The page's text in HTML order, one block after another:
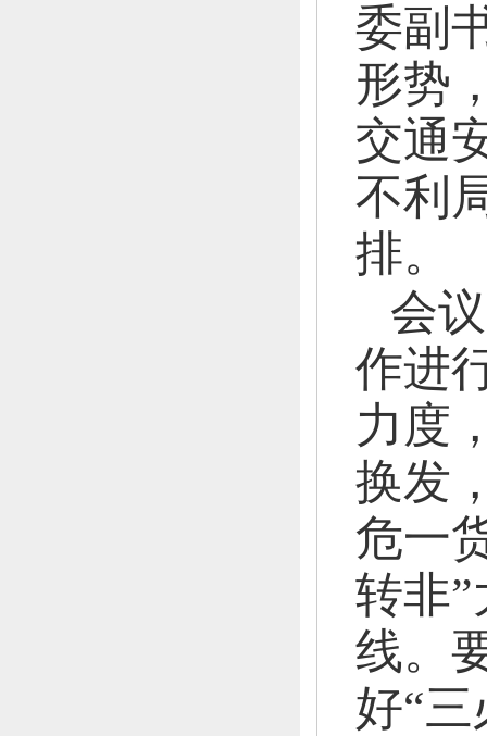
委副
形势
交通
不利
排。
会
作进
力度
换发
危一
转非
线。
好“三